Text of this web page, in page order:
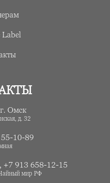
Label
Омск
д. 32
10-89
, +7 913 658-12-15
мир РФ